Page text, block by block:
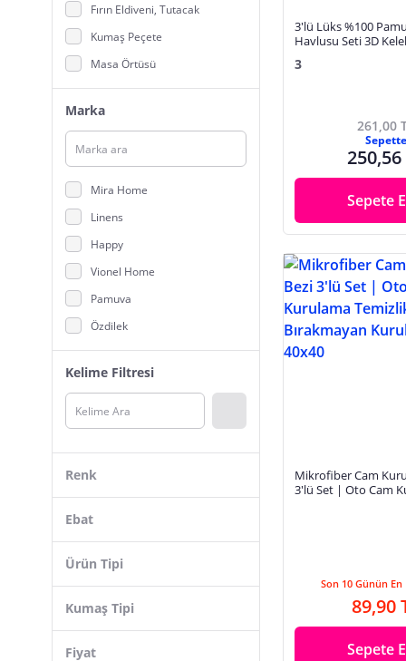
Fırın Eldiveni, Tutacak
Kumaş Peçete
Masa Örtüsü
Mutfak Önlüğü
Mutfak Önlük, Eldiven Seti
Runner
Marka
Mira Home
Linens
Happy
Vionel Home
Pamuva
Özdilek
TeksNil Home
Effe Online
Madame Coco
Technow
Bersel butik
Best Hırdavat
Hepsine Rakip
Kelime Filtresi
Renk
Gri
Mavi
Ebat
25 x 30 cm
Ürün Tipi
Bulaşık Kurutma Örtüsü
Kumaş Tipi
Fiyat
3'lü Lüks %100
Havlusu Seti 3D
3
261,00
Sepette
250,56
Sepete
Mikrofiber Cam
3'lü Set | Oto Cam
Son 10 Günün En
89,90
Sepete